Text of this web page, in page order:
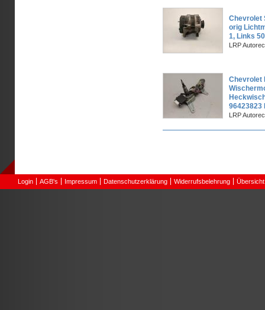
Chevrolet
orig
1, Links
LRP
Chevrolet
96423823
LRP
Login AGB's Impressum Datenschutzerklärung Widerrufsbelehrung